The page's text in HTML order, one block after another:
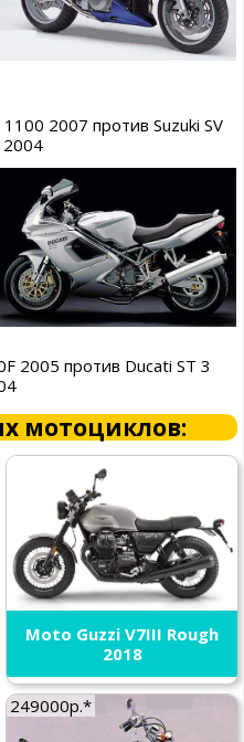
2007 против Suzuki SV
2004
2005 против Ducati ST 3
мотоциклов:
Moto Guzzi V7III Rough
2018
249000р.*